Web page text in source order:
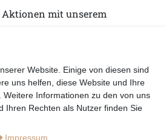
Aktionen mit unserem
Datenschutzerklärung
Website. Einige von diesen sind
uns helfen, diese Website und Ihre
Weitere Informationen zu den von uns
Ihren Rechten als Nutzer finden Sie
Impressum